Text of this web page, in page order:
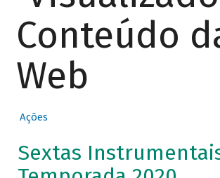
Conteúdo
Web
Ações
Sextas